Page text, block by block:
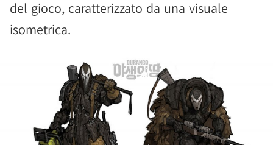
del gioco, caratterizzato da una visuale
isometrica.